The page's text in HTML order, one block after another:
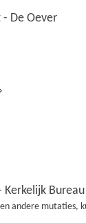
- De Oever
Bureau
andere mutaties,